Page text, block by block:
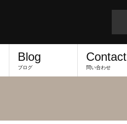
Blog
ブログ
Contact
問い合わせ